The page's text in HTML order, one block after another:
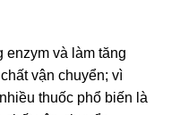
enzym và làm tăng
vận chuyển; vì
thuốc phổ biến là